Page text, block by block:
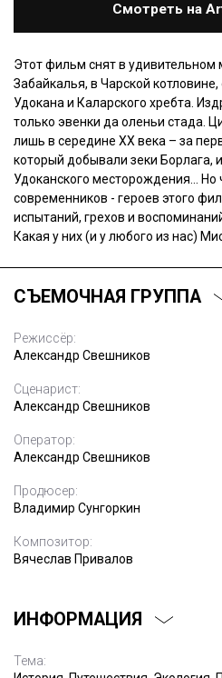
Смотреть на
Этот фильм снят в удивительном
Забайкалья, в Чарской
Удокана и Каларского хребта.
только эвенки да оленьи стада.
лишь в середине ХХ века – за
который добывали зеки Борлага,
Удоканского месторождения...
современников - героев этого
испытаний, грехов и
Какая у них (и у любого из нас)
СЪЕМОЧНАЯ ГРУППА
Режиссёр:
Александр Свешников
Сценарист:
Александр Свешников
Оператор:
Александр Свешников
Продюсер:
Владимир Сунгоркин
Композитор:
Вячеслав Привалов
ИНФОРМАЦИЯ
Тема: